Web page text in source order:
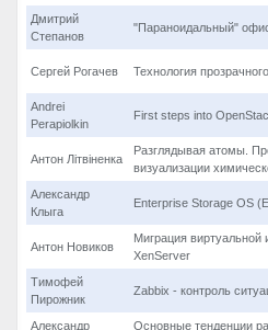
Дмитрий
Степанов
"Параноидальный"
Сергей Рогачев Технология
Andrei
Perapiolkin
First steps into
Антон Літвіненка
Разглядывая атомы.
визуализации
Александр
Клыга
Enterprise Storage OS
Антон Новиков
Миграция
XenServer
Тимофей
Пирожник
Zabbix - контроль
Александр Основные тенденции